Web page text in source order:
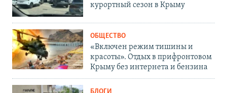
курортный сезон в Крыму
ОБЩЕСТВО
«Включен режим тишины и
красоты». Отдых в прифронтовом
Крыму без интернета и бензина